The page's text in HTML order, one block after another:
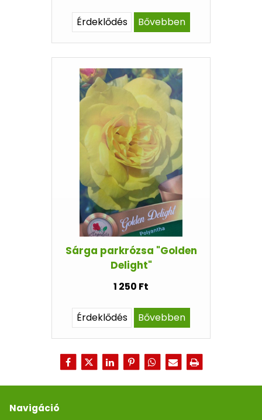
Érdeklődés Bővebben
Sárga parkrózsa "Golden
Delight"
1 250 Ft
Érdeklődés Bővebben
Navigáció